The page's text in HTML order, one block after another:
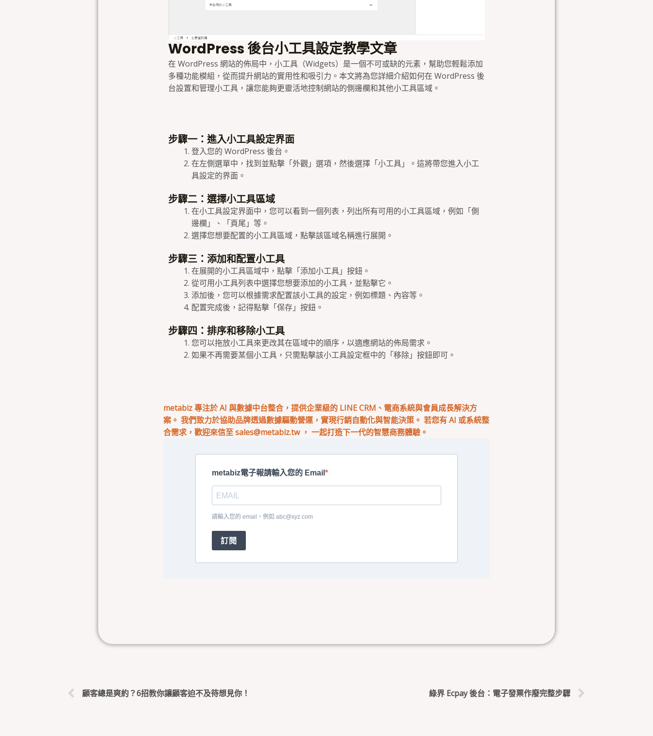
WordPress 後台小工具設定教學文章
在 WordPress 網站的佈局中，小工具（Widgets）是一個不可或缺的元素，幫助您輕鬆添加
多種功能模組，從而提升網站的實用性和吸引力。本文將為您詳細介紹如何在 WordPress 後
台設置和管理小工具，讓您能夠更靈活地控制網站的側邊欄和其他小工具區域。
步驟一：進入小工具設定界面
登入您的 WordPress 後台。
在左側選單中，找到並點擊「外觀」選項，然後選擇「小工具」。這將帶您進入小工
具設定的界面。
步驟二：選擇小工具區域
在小工具設定界面中，您可以看到一個列表，列出所有可用的小工具區域，例如「側
邊欄」、「頁尾」等。
選擇您想要配置的小工具區域，點擊該區域名稱進行展開。
步驟三：添加和配置小工具
在展開的小工具區域中，點擊「添加小工具」按鈕。
從可用小工具列表中選擇您想要添加的小工具，並點擊它。
添加後，您可以根據需求配置該小工具的設定，例如標題、內容等。
配置完成後，記得點擊「保存」按鈕。
步驟四：排序和移除小工具
您可以拖放小工具來更改其在區域中的順序，以適應網站的佈局需求。
如果不再需要某個小工具，只需點擊該小工具設定框中的「移除」按鈕即可。
metabiz 專注於 AI 與數據中台整合，提供企業級的 LINE CRM、電商系統與會員成長解決方
案。 我們致力於協助品牌透過數據驅動營運，實現行銷自動化與智能決策。 若您有 AI 或系統整
合需求，歡迎來信至sales@metabiz.tw， 一起打造下一代的智慧商務體驗。
metabiz電子報請輸入您的 Email
請輸入您的 email，例如 abc@xyz.com
訂閱
顧客總是爽約？6招教你讓顧客迫不及待想見你！ 綠界 Ecpay 後台：電子發票作廢完整步驟